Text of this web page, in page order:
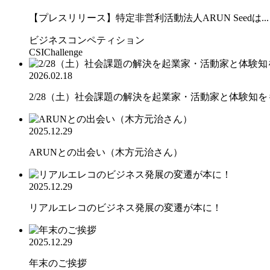
【プレスリリース】特定非営利活動法人ARUN Seedは...
ビジネスコンペティション
CSIChallenge
2026.02.18
2/28（土）社会課題の解決を起業家・活動家と体験知を
2025.12.29
ARUNとの出会い（木方元治さん）
2025.12.29
リアルエレコのビジネス発展の変遷が本に！
2025.12.29
年末のご挨拶